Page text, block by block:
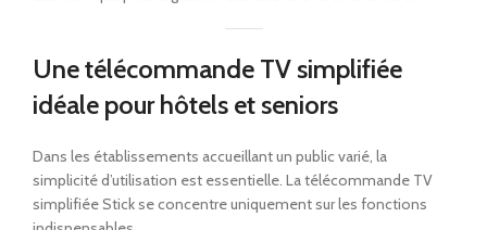
Une télécommande TV simplifiée
idéale pour hôtels et seniors
Dans les établissements accueillant un public varié, la
simplicité d’utilisation est essentielle. La télécommande TV
simplifiée Stick se concentre uniquement sur les fonctions